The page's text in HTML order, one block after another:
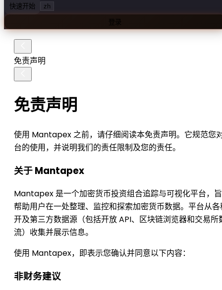
快速开始 zh
登录
免责声明
免责声明
使用 Mantapex 之前，请仔细阅读本免责声明。它规范您
台的使用，并说明我们的责任限制及您的责任。
关于 Mantapex
Mantapex 是一个加密货币投资组合追踪与可视化平台，
帮助用户在一处整理、监控和探索加密货币数据。平台从
开及第三方数据源（包括开放 API、区块链浏览器和交易所
流）收集并展示信息。
使用 Mantapex，即表示您确认并同意以下内容：
非财务建议